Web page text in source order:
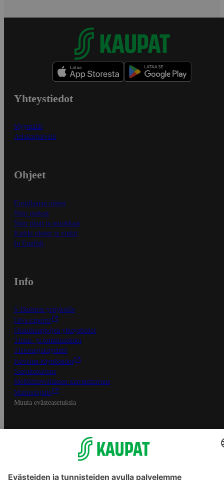
Yhteystiedot
Myymälät
Asiakaspalvelu
Ohjeet
Ensitilaajan ohjeet
Näin maksat
Näin tilaat ja muokkaat
Kaikki ohjeet ja vinkit
In English
Info
S-Business yrityksille
Oiva-raportit
Osuuskauppojen yhteystiedot
Tilaus- ja toimitusehdot
Tietosuojakäytäntö
Palvelun käyttöehdot
Saavutettavuus
Mobiilisovelluksen saavutettavuus
Mainostajalle
Muuta evästeasetuksia
S-ryhmän palvelut